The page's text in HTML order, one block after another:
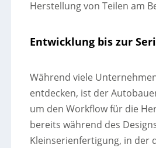
Herstellung von Teilen am
Entwicklung bis zur
Während viele
entdecken, ist der
um den Workflow für die
bereits während des
Kleinserienfertigung, in der